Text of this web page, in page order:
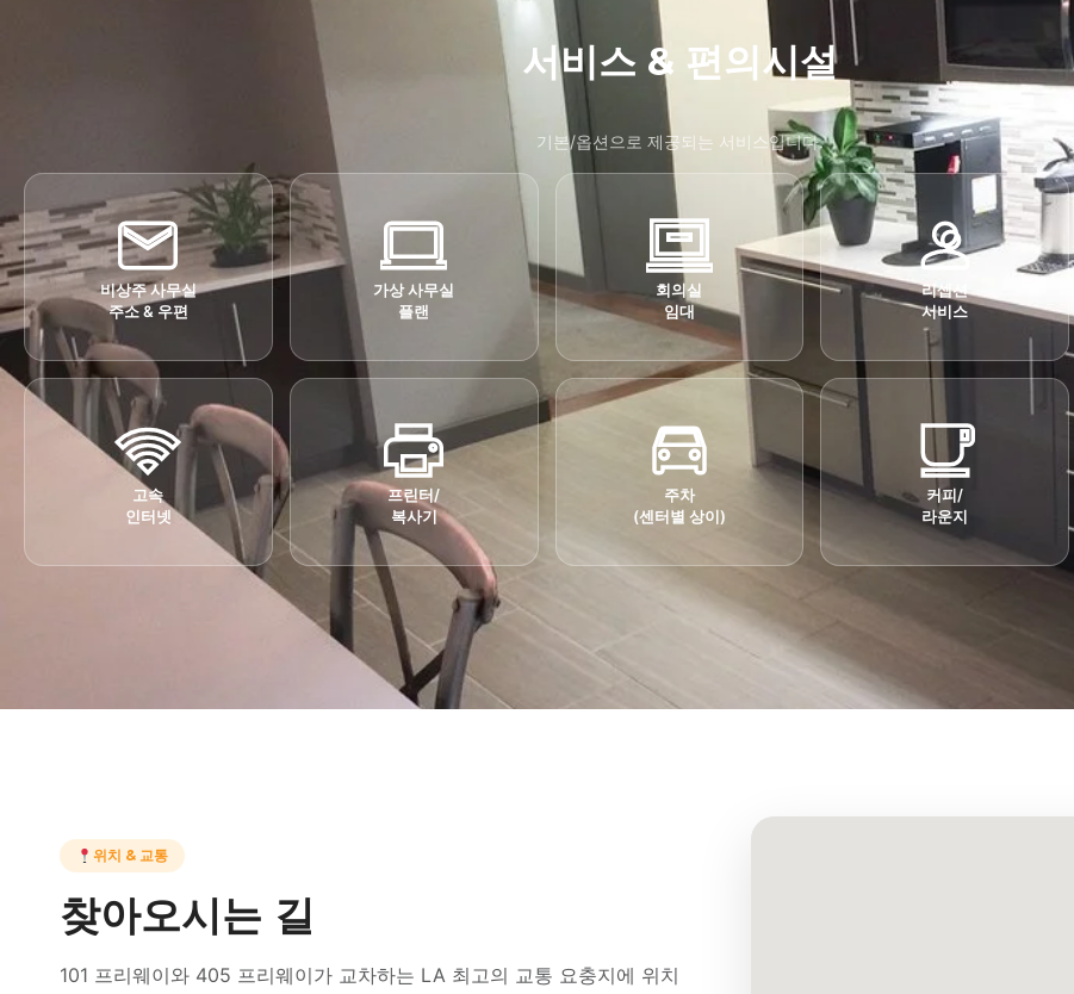
서비스 & 편의시설
기본/옵션으로 제공되는 서비스입니다.
비상주 사무실
주소 & 우편
가상 사무실
플랜
회의실
임대
리셉션
서비스
고속
인터넷
프린터/
복사기
주차
(센터별 상이)
커피/
라운지
위치 & 교통
찾아오시는 길
101 프리웨이와 405 프리웨이가 교차하는 LA 최고의 교통 요충지에 위치